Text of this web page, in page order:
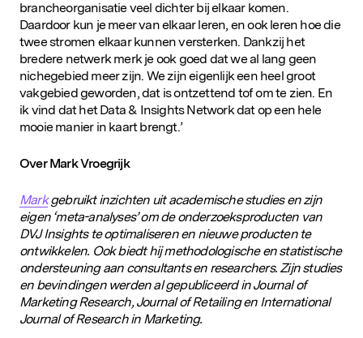
Populaire zoekopdrachten
brancheorganisatie veel dichter bij elkaar komen.
Daardoor kun je meer van elkaar leren, en ook leren hoe die
twee stromen elkaar kunnen versterken. Dankzij het
bredere netwerk merk je ook goed dat we al lang geen
nichegebied meer zijn. We zijn eigenlijk een heel groot
vakgebied geworden, dat is ontzettend tof om te zien. En
ik vind dat het Data & Insights Network dat op een hele
mooie manier in kaart brengt.’
OverMarkVroegrijk
Markgebruikt inzichten uit academische studies en zijn
eigen ‘meta-analyses’ om de onderzoeksproducten van
DVJ Insights te optimaliseren en nieuwe producten te
ontwikkelen. Ook biedt hij methodologische en statistische
ondersteuning aan consultants en researchers. Zijn studies
en bevindingen werden al gepubliceerd in Journal of
Marketing Research, Journal ofRetailingen International
Journal of Research in Marketing.